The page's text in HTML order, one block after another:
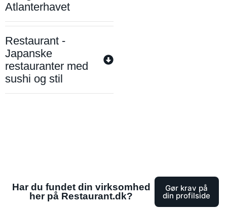
Atlanterhavet
Restaurant -
Japanske
restauranter med
sushi og stil
Har du fundet din virksomhed
her på Restaurant.dk?
Gør krav på
din profilside